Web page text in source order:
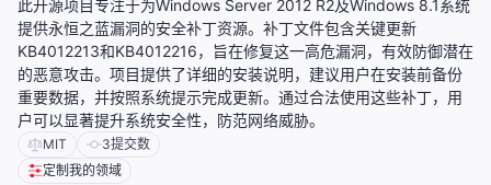
此开源项目专注于为Windows Server 2012 R2及Windows 8.1系统
提供永恒之蓝漏洞的安全补丁资源。补丁文件包含关键更新
KB4012213和KB4012216，旨在修复这一高危漏洞，有效防御潜在
的恶意攻击。项目提供了详细的安装说明，建议用户在安装前备份
重要数据，并按照系统提示完成更新。通过合法使用这些补丁，用
户可以显著提升系统安全性，防范网络威胁。
MIT 3提交数
定制我的领域